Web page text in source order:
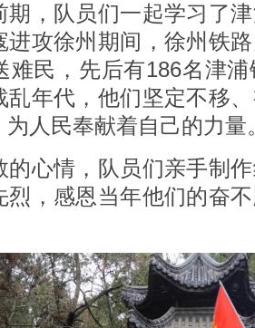
队员们一起学习了津
进攻徐州期间，徐州铁
难民，先后有186名津
乱年代，他们坚定不移
为人民奉献着自己的力量
情，队员们亲手制作
烈，感恩当年他们的奋